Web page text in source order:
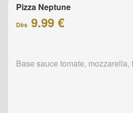
Pizza Neptune
Dès 9.99 €
Base sauce tomate, mozzarella,